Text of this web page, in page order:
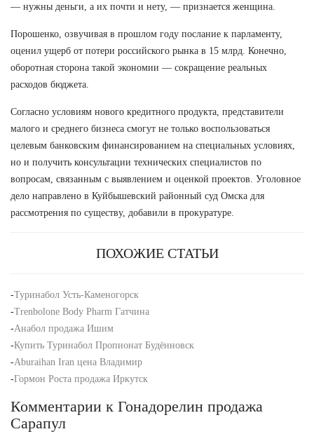
— нужны деньги, а их почти и нету, — признается женщина.
Порошенко, озвучивая в прошлом году послание к парламенту,
оценил ущерб от потери российского рынка в 15 млрд. Конечно,
оборотная сторона такой экономии — сокращение реальных
расходов бюджета.
Согласно условиям нового кредитного продукта, представители
малого и среднего бизнеса смогут не только воспользоваться
целевым банковским финансированием на специальных условиях,
но и получить консультации технических специалистов по
вопросам, связанным с выявлением и оценкой проектов. Уголовное
дело направлено в Куйбышевский районный суд Омска для
рассмотрения по существу, добавили в прокуратуре.
ПОХОЖИЕ СТАТЬИ
-Туринабол Усть-Каменогорск
-Trenbolone Body Pharm Гатчина
-Анабол продажа Ишим
-Купить Туринабол Пропионат Будённовск
-Aburaihan Iran цена Владимир
-Гормон Роста продажа Иркутск
Комментарии к Гонадорелин продажа
Сарапул